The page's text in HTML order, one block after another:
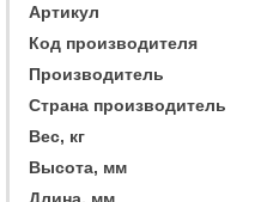
Артикул
Код производителя
Производитель
Страна производитель
Вес, кг
Высота, мм
Длина, мм